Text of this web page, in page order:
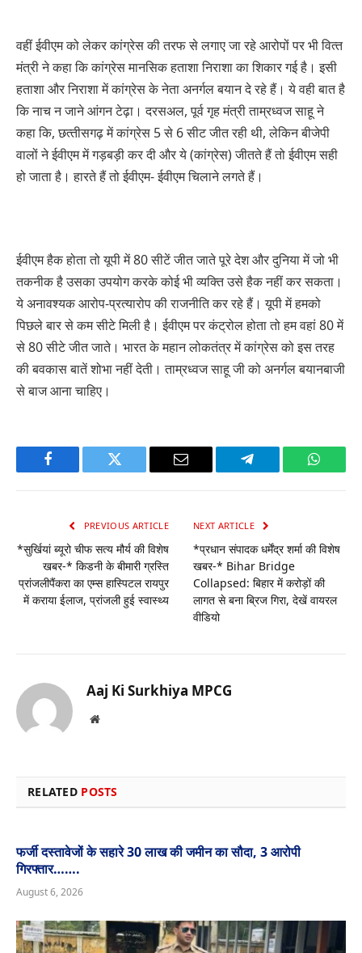
वहीं ईवीएम को लेकर कांग्रेस की तरफ से लगाए जा रहे आरोपों पर भी वित्‍त
मंत्री ने कहा कि कांग्रेस मानसिक हताशा निराशा का शिकार गई है। इसी
हताशा और निराशा में कांग्रेस के नेता अनर्गल बयान दे रहे हैं। ये वही बात है
कि नाच न जाने आंगन टेढ़ा। दरसअल, पूर्व गृह मंत्री ताम्रध्‍वज साहू ने
कहा कि, छत्‍तीसगढ़ में कांग्रेस 5 से 6 सीट जीत रही थी, लेकिन बीजेपी
वालों ने ईवीएम में गड़बड़ी कर दी और ये (कांग्रेस) जीतते हैं तो ईवीएम सही
हो जाता है। हारते हैं तो ईवीएम- ईवीएम चिलाने लगते हैं।
ईवीएम हैक होता तो यूपी में 80 सीटें जीत जाते पूरे देश और दुनिया में जो भी
तकनीक है उसका उपयोग करके कोई भी व्‍यक्ति उसे हैक नहीं कर सकता।
ये अनावश्‍यक आरोप-प्रत्‍यारोप की राजनीति कर रहे हैं। यूपी में हमको
पिछले बार से कम सीटे मिली है। ईवीएम पर कंट्रोल होता तो हम वहां 80 में
से 80 सीटे जीत जाते। भारत के महान लोकतंत्र में कांग्रेस को इस तरह
की बवकास बातें शोभा नहीं देती। ताम्रध्‍वज साहू जी को अनर्गल बयानबाजी
से बाज आना चाहिए।
Facebook Twitter Email Telegram
PREVIOUS ARTICLE
*सुर्खियां ब्यूरो चीफ सत्य मौर्य की विशेष
खबर-* किडनी के बीमारी ग्रस्ति
प्रांजलीपैंकरा का एम्स हास्पिटल रायपुर
में कराया ईलाज, प्रांजली हुई स्वास्थ्य
NEXT ARTICLE
*प्रधान संपादक धर्मेंद्र शर्मा की विशेष
खबर-* Bihar Bridge
Collapsed: बिहार में करोड़ों की
लागत से बना ब्रिज गिरा, देखें वायरल
वीडियो
Aaj Ki Surkhiya MPCG
Website
RELATED POSTS
फर्जी दस्तावेजों के सहारे 30 लाख की जमीन का सौदा, 3 आरोपी
गिरफ्तार…….
August 6, 2026